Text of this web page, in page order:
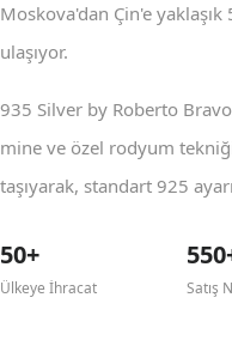
Moskova'dan Çin'e yaklaşık
ulaşıyor.
935 Silver by Roberto
mine ve özel rodyum
taşıyarak, standart 925
50+
Ülkeye İhracat Satış